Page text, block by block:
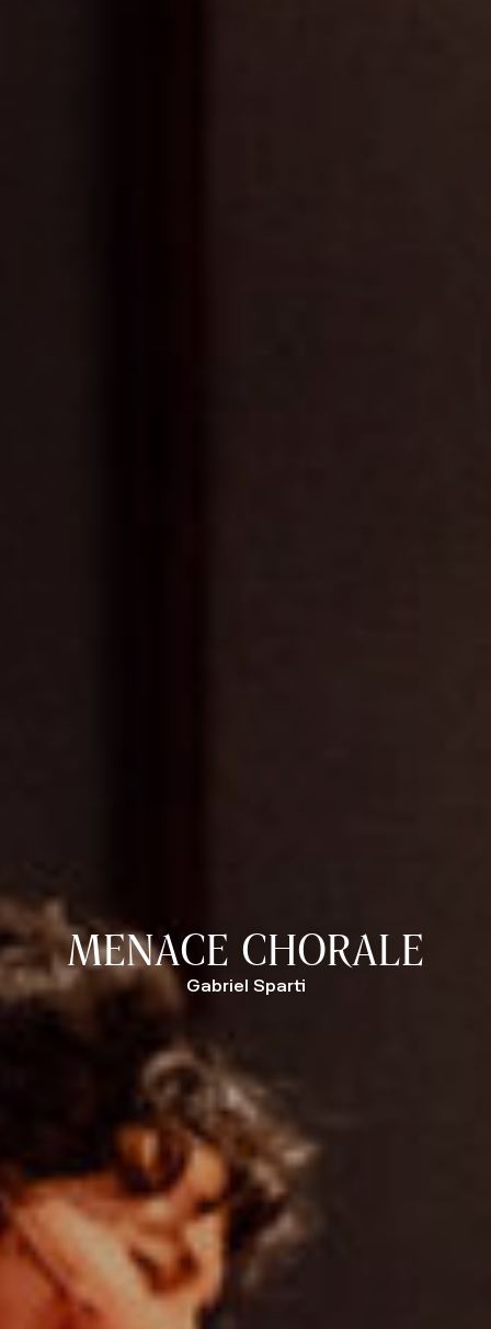
MENACE CHORALE
Gabriel Sparti